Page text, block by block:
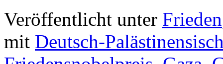
Veröffentlicht unter Frieden
mit Deutsch-